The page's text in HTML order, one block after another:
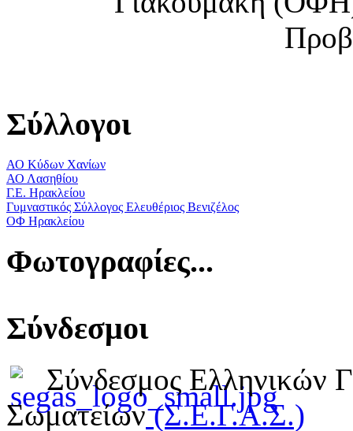
Σύλλογοι
ΑΟ Κύδων Χανίων
ΑΟ Λασηθίου
Γ.Ε. Ηρακλείου
Γυμναστικός Σύλλογος Ελευθέριος Βενιζέλος
ΟΦ Ηρακλείου
Φωτογραφίες...
Σύνδεσμοι
Σύνδεσμος Ελληνικών
Σωματείων (Σ.Ε.Γ.Α.Σ.)